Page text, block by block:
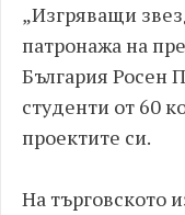
„Изгряващи
патронажа на
България Росен
студенти от 60
проектите си.
На търговското